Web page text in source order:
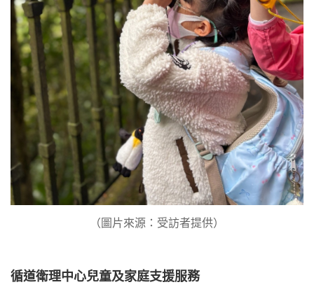
（圖片來源：受訪者提供）
循道衛理中心兒童及家庭支援服務